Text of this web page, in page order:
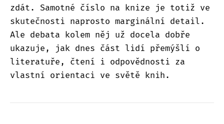
zdát. Samotné číslo na knize je totiž ve
skutečnosti naprosto marginální detail.
Ale debata kolem něj už docela dobře
ukazuje, jak dnes část lidí přemýšlí o
literatuře, čtení i odpovědnosti za
vlastní orientaci ve světě knih.